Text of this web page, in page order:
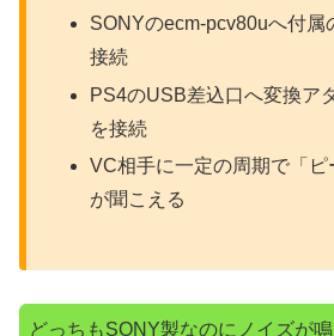
SONYのecm-pcv80uへ付属
接続
PS4のUSB差込口へ変換ア
を接続
VC相手に一定の周期で「
が聞こえる
どっちもSONY製なのにノイズが